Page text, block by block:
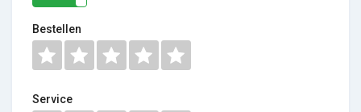
Bestellen
Service